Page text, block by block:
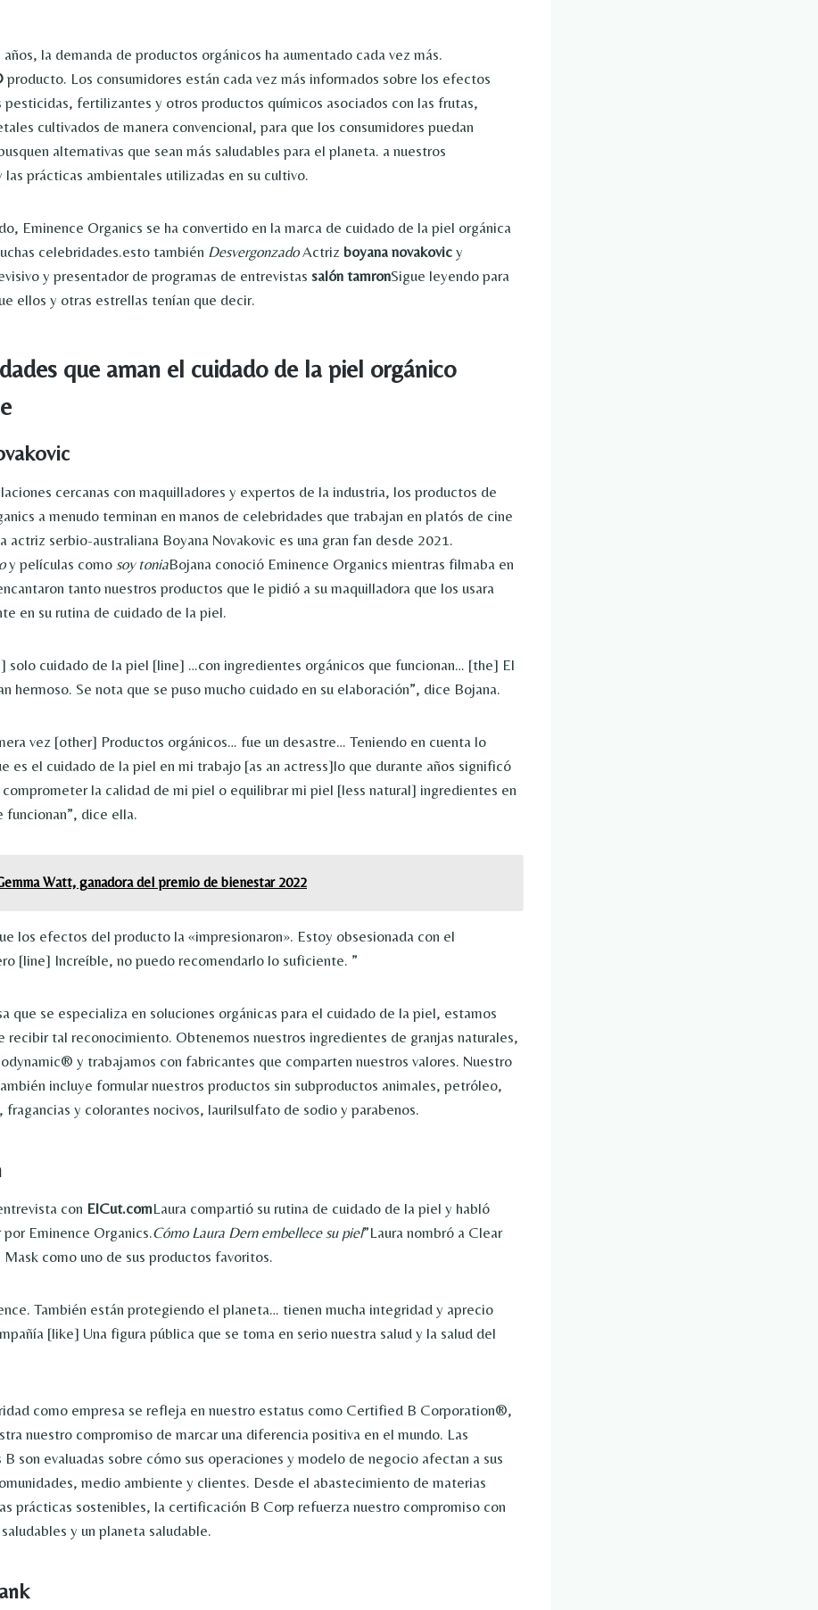
la demanda de productos orgánicos ha aumentado cada vez más.
producto. Los consumidores están cada vez más informados sobre los efectos
pesticidas, fertilizantes y otros productos químicos asociados con las frutas,
cultivados de manera convencional, para que los consumidores puedan
alternativas que sean más saludables para el planeta. a nuestros
las prácticas ambientales utilizadas en su cultivo.
Eminence Organics se ha convertido en la marca de cuidado de la piel orgánica
celebridades.esto también DesvergonzadoActriz boyana novakovic y
y presentador de programas de entrevistas salón tamronSigue leyendo para
ellos y otras estrellas tenían que decir.
que aman el cuidado de la piel orgánico
cercanas con maquilladores y expertos de la industria, los productos de
a menudo terminan en manos de celebridades que trabajan en platós de cine
actriz serbio-australiana Boyana Novakovic es una gran fan desde 2021.
y películas como soy toniaBojana conoció Eminence Organics mientras filmaba en
tanto nuestros productos que le pidió a su maquilladora que los usara
en su rutina de cuidado de la piel.
solo cuidado de la piel [line] …con ingredientes orgánicos que funcionan… [the] El
hermoso. Se nota que se puso mucho cuidado en su elaboración”, dice Bojana.
vez [other] Productos orgánicos… fue un desastre… Teniendo en cuenta lo
es el cuidado de la piel en mi trabajo [as an actress]lo que durante años significó
la calidad de mi piel o equilibrar mi piel [less natural] ingredientes en
funcionan”, dice ella.
Watt, ganadora del premio de bienestar 2022
los efectos del producto la «impresionaron». Estoy obsesionada con el
[line] Increíble, no puedo recomendarlo lo suficiente. ”
que se especializa en soluciones orgánicas para el cuidado de la piel, estamos
recibir tal reconocimiento. Obtenemos nuestros ingredientes de granjas naturales,
y trabajamos con fabricantes que comparten nuestros valores. Nuestro
incluye formular nuestros productos sin subproductos animales, petróleo,
y colorantes nocivos, laurilsulfato de sodio y parabenos.
con ElCut.comLaura compartió su rutina de cuidado de la piel y habló
por Eminence Organics.Cómo Laura Dern embellece su piel”Laura nombró a Clear
como uno de sus productos favoritos.
También están protegiendo el planeta… tienen mucha integridad y aprecio
[like] Una figura pública que se toma en serio nuestra salud y la salud del
como empresa se refleja en nuestro estatus como Certified B Corporation®,
nuestro compromiso de marcar una diferencia positiva en el mundo. Las
B son evaluadas sobre cómo sus operaciones y modelo de negocio afectan a sus
medio ambiente y clientes. Desde el abastecimiento de materias
prácticas sostenibles, la certificación B Corp refuerza nuestro compromiso con
y un planeta saludable.